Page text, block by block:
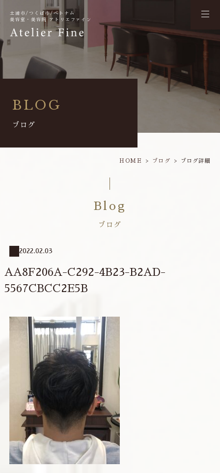
土浦市/つくば市/ベトナム
美容室・美容院 アトリエファイン
BLOG
ブログ
HOME ブログ ブログ詳細
Blog
ブログ
2022.02.03
AA8F206A-C292-4B23-B2AD-
5567CBCC2E5B